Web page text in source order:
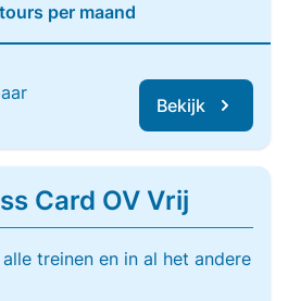
per maand
Bekijk
Card OV Vrij
treinen en in al het andere